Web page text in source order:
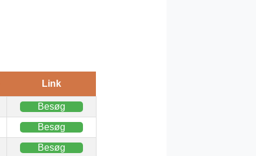
Link
Besøg
Besøg
Besøg